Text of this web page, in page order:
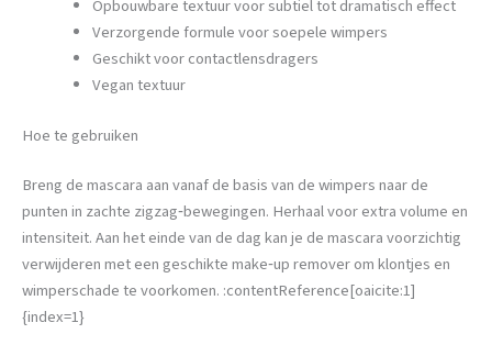
Opbouwbare textuur voor subtiel tot dramatisch effect
Verzorgende formule voor soepele wimpers
Geschikt voor contactlensdragers
Vegan textuur
Hoe te gebruiken
Breng de mascara aan vanaf de basis van de wimpers naar de
punten in zachte zigzag‑bewegingen. Herhaal voor extra volume en
intensiteit. Aan het einde van de dag kan je de mascara voorzichtig
verwijderen met een geschikte make‑up remover om klontjes en
wimperschade te voorkomen. :contentReference[oaicite:1]
{index=1}